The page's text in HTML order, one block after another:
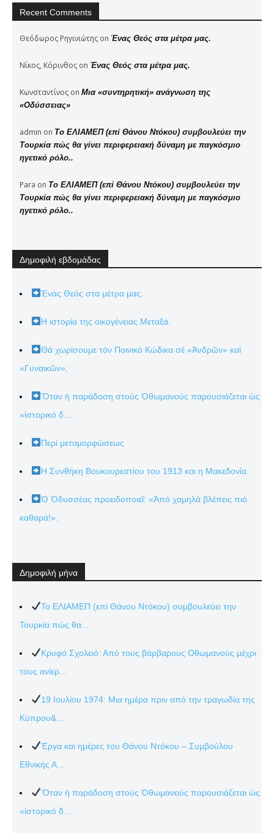
Recent Comments
Θεόδωρος Ρηγινιώτης on Ένας Θεός στα μέτρα μας.
Νίκος, Κόρινθος on Ένας Θεός στα μέτρα μας.
Κωνσταντίνος on Μια «συντηρητική» ανάγνωση της
«Οδύσσειας»
admin on Το ΕΛΙΑΜΕΠ (επί Θάνου Ντόκου) συμβουλεύει την
Τουρκία πώς θα γίνει περιφερειακή δύναμη με παγκόσμιο
ηγετικό ρόλο..
Para on Το ΕΛΙΑΜΕΠ (επί Θάνου Ντόκου) συμβουλεύει την
Τουρκία πώς θα γίνει περιφερειακή δύναμη με παγκόσμιο
ηγετικό ρόλο..
Δημοφιλή εβδομάδας
Ένας Θεός στα μέτρα μας.
Η ιστορία της οικογένειας Μεταξά.
Θά χωρίσουμε τόν Ποινικό Κώδικα σέ «Ἀνδρῶν» καί
«Γυναικῶν»;
Ὅταν ἡ παράδοση στούς Ὀθωμανούς παρουσιάζεται ὡς
«ἱστορικό δ...
Περί μεταμορφώσεως
Η Συνθήκη Βουκουρεστίου του 1913 και η Μακεδονία.
Ὁ Ὀδυσσέας προειδοποιεῖ: «Ἀπό χαμηλά βλέπεις πιό
καθαρά!».
Δημοφιλή μήνα
Το ΕΛΙΑΜΕΠ (επί Θάνου Ντόκου) συμβουλεύει την
Τουρκία πώς θα...
Κρυφό Σχολειό: Από τους βάρβαρους Οθωμανούς μέχρι
τους ανίερ...
19 Ιουλίου 1974: Μια ημέρα πριν από την τραγωδία της
Κύπρου&...
Έργα και ημέρες του Θάνου Ντόκου – Συμβούλου
Εθνικής Α...
Ὅταν ἡ παράδοση στούς Ὀθωμανούς παρουσιάζεται ὡς
«ἱστορικό δ...